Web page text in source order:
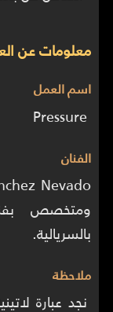
معلومات عن
اسم العمل
الفنان
بالسريالية.
ملاحظة